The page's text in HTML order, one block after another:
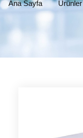
Ana Sayfa Ürünler